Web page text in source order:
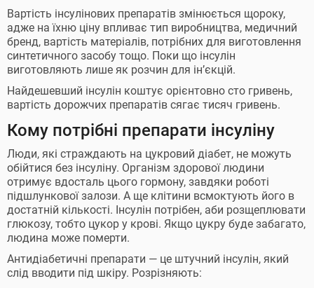
Вартість інсулінових препаратів змінюється щороку,
адже на їхню ціну впливає тип виробництва, медичний
бренд, вартість матеріалів, потрібних для виготовлення
синтетичного засобу тощо. Поки що інсулін
виготовляють лише як розчин для ін’єкцій.
Найдешевший інсулін коштує орієнтовно сто гривень,
вартість дорожчих препаратів сягає тисяч гривень.
Кому потрібні препарати інсуліну
Люди, які страждають на цукровий діабет, не можуть
обійтися без інсуліну. Організм здорової людини
отримує вдосталь цього гормону, завдяки роботі
підшлункової залози. А ще клітини всмоктують його в
достатній кількості. Інсулін потрібен, аби розщеплювати
глюкозу, тобто цукор у крові. Якщо цукру буде забагато,
людина може померти.
Антидіабетичні препарати — це штучний інсулін, який
слід вводити під шкіру. Розрізняють: